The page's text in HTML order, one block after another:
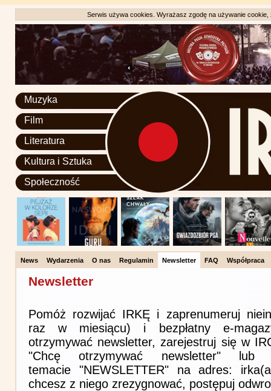
Serwis używa cookies. Wyrażasz zgodę na używanie
Muzyka
Film
Literatura
Kultura i Sztuka
Społeczność
News Wydarzenia O nas Regulamin Newsletter FAQ Współpraca
Newsletter
Pomóż rozwijać IRKĘ i zaprenumeruj
raz w miesiącu) i bezpłatny e-
otrzymywać newsletter, zarejestruj się w
"Chcę otrzymywać newsletter"
temacie "NEWSLETTER" na adres:
chcesz z niego zrezygnować, postępuj